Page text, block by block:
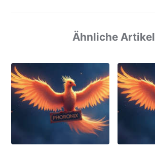
Ähnliche Artikel